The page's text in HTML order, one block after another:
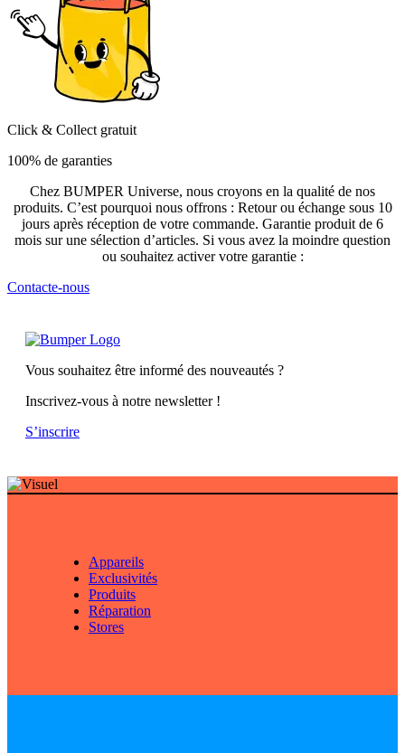
Click & Collect gratuit
100% de garanties
Chez BUMPER Universe, nous croyons en la qualité de nos
produits. C’est pourquoi nous offrons : Retour ou échange sous 10
jours après réception de votre commande. Garantie produit de 6
mois sur une sélection d’articles. Si vous avez la moindre question
ou souhaitez activer votre garantie :
Contacte-nous
Vous souhaitez être informé des nouveautés ?
Inscrivez-vous à notre newsletter !
S’inscrire
Appareils
Exclusivités
Produits
Réparation
Stores